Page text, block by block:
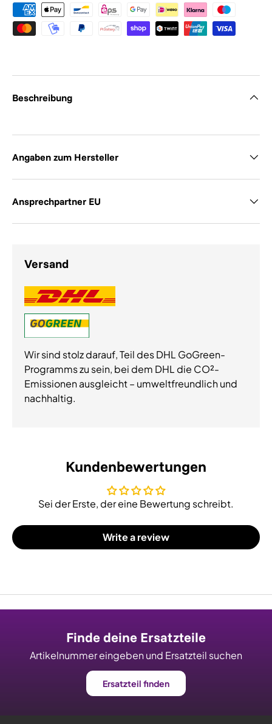
Zahlungsmethoden
Beschreibung
Angaben zum Hersteller
Ansprechpartner EU
Versand
Wir sind stolz darauf, Teil des DHL GoGreen-
Programms zu sein, bei dem DHL die CO²-
Emissionen ausgleicht – umweltfreundlich und
nachhaltig.
Kundenbewertungen
Sei der Erste, der eine Bewertung schreibt.
Write a review
Finde deine Ersatzteile
Artikelnummer eingeben und Ersatzteil suchen
Ersatzteil finden